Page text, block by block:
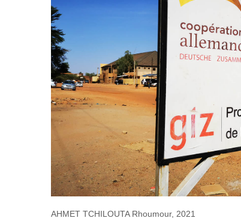
AHMET TCHILOUTA Rhoumour, 2021